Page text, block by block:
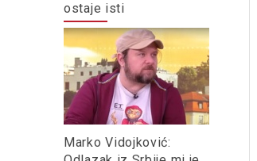
ostaje isti
Marko Vidojković: